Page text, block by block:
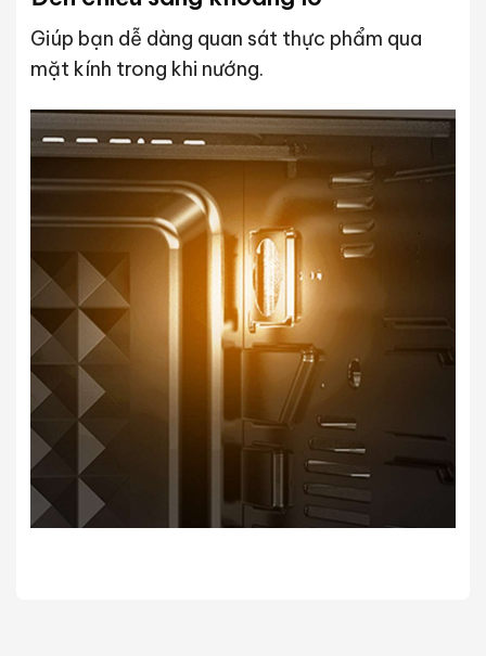
Giúp bạn dễ dàng quan sát thực phẩm qua
mặt kính trong khi nướng.